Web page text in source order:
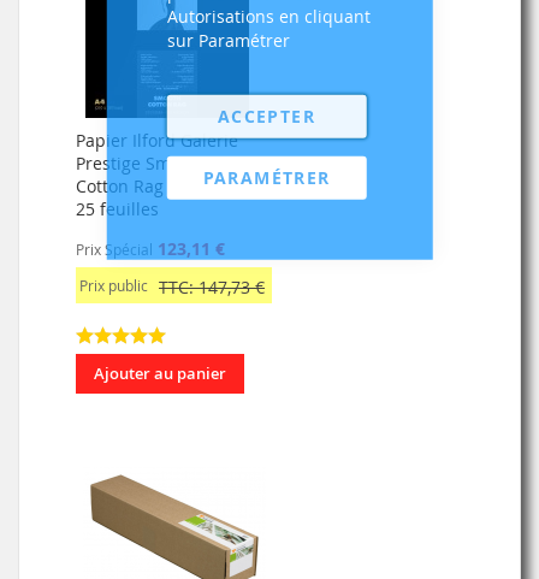
Autorisations en cliquant
sur Paramétrer
ACCEPTER
PARAMÉTRER
Papier Ilford Galerie
Prestige Smooth
Cotton Rag 310g A3+
25 feuilles
Prix Spécial 123,11 €
Prix public TTC: 147,73 €
Ajouter au panier